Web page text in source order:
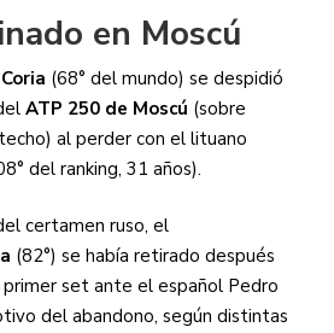
en Moscú
(68° del mundo) se despidió
ATP 250 de Moscú (sobre
al perder con el lituano
del ranking, 31 años).
certamen ruso, el
(82°) se había retirado después
set ante el español Pedro
del abandono, según distintas